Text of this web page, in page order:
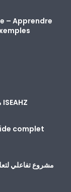
– Apprendre
مجسّم تعليمي للنظام الشمسي | مشروع طلبة ISEAHZ
complet